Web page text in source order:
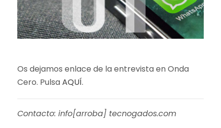
Os dejamos enlace de la entrevista en Onda
Cero. PulsaAQUÍ.
Contacto: info[arroba] tecnogados.com